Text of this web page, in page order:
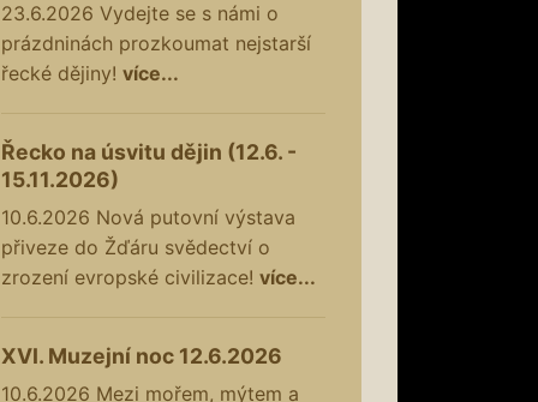
23.6.2026 Vydejte se s námi o
prázdninách prozkoumat nejstarší
řecké dějiny! více...
Řecko na úsvitu dějin (12.6. -
15.11.2026)
10.6.2026 Nová putovní výstava
přiveze do Žďáru svědectví o
zrození evropské civilizace! více...
XVI. Muzejní noc 12.6.2026
10.6.2026 Mezi mořem, mýtem a